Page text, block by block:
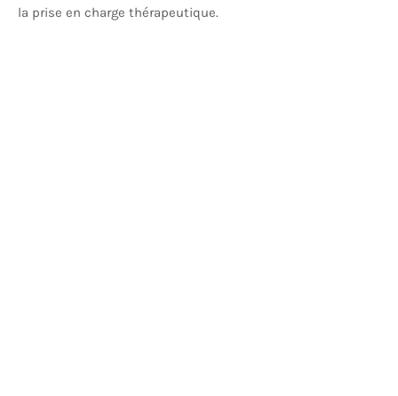
la prise en charge thérapeutique.